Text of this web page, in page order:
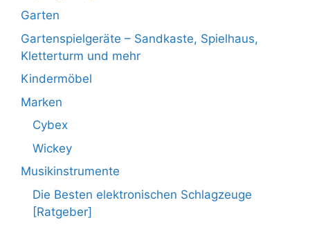
Garten
Gartenspielgeräte – Sandkaste, Spielhaus,
Kletterturm und mehr
Kindermöbel
Marken
Cybex
Wickey
Musikinstrumente
Die Besten elektronischen Schlagzeuge
[Ratgeber]